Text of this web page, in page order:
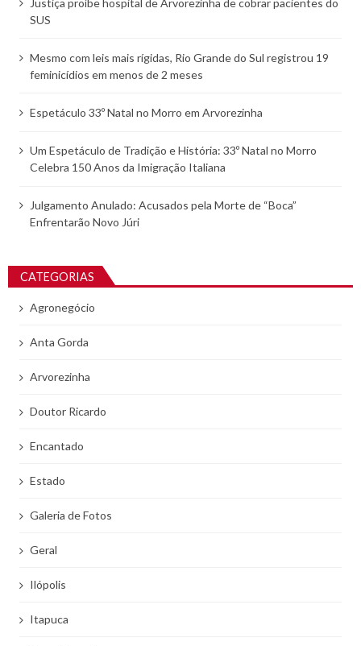
SUS
Mesmo com leis mais rígidas, Rio Grande do Sul registrou 19
feminicídios em menos de 2 meses
Espetáculo 33º Natal no Morro em Arvorezinha
Um Espetáculo de Tradição e História: 33º Natal no Morro
Celebra 150 Anos da Imigração Italiana
Julgamento Anulado: Acusados pela Morte de “Boca”
Enfrentarão Novo Júri
CATEGORIAS
Agronegócio
Anta Gorda
Arvorezinha
Doutor Ricardo
Encantado
Estado
Galeria de Fotos
Geral
Ilópolis
Itapuca